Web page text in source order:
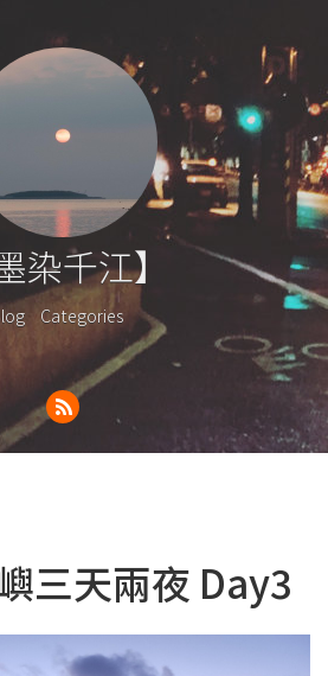
染千江】
Categories
三天兩夜 Day3